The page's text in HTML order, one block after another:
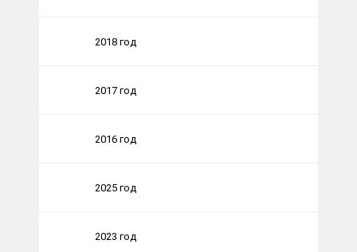
2018 год
2017 год
2016 год
2025 год
2023 год